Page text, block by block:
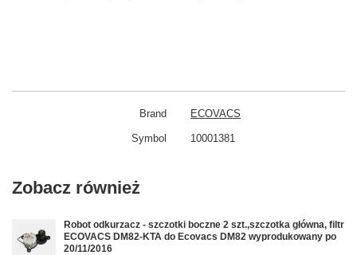
Brand ECOVACS
Symbol 10001381
Zobacz również
Robot odkurzacz - szczotki boczne 2 szt.,szczotka główna, filtr
ECOVACS DM82-KTA do Ecovacs DM82 wyprodukowany po
20/11/2016